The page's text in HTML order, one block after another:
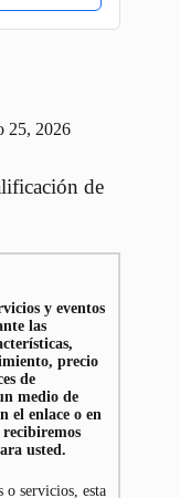
25, 2026
de
y eventos
las
precio
de
medio de
el enlace o en
usted.
o servicios, esta